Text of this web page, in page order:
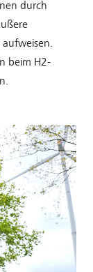
durch
beim H2-